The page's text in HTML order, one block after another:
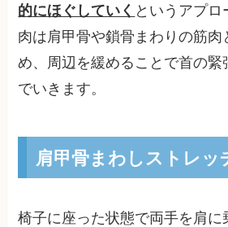
的にほぐしていく というアプ
肉は肩甲骨や鎖骨まわりの筋肉
め、周辺を緩めることで首の緊
でいきます。
肩甲骨まわしストレッ
椅子に座った状態で両手を肩に